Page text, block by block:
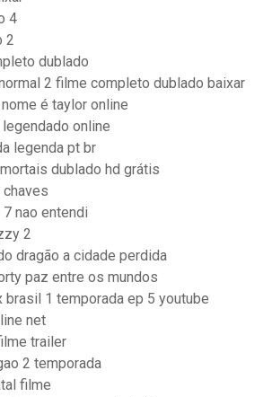
4
2
dublado
2 filme completo dublado baixar
é taylor online
legendado online
legenda pt br
dublado hd grátis
chaves
nao entendi
2
dragão a cidade perdida
paz entre os mundos
brasil 1 temporada ep 5 youtube
net
trailer
2 temporada
filme